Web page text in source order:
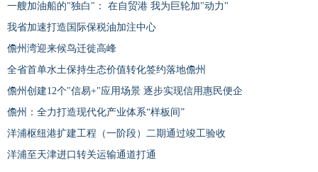
一艘加油船的"独白"： 在自贸港 我为巨轮加"动力"
我省加速打造国际保税油加注中心
儋州湾迎来候鸟迁徙高峰
全省首单水土保持生态价值转化签约落地儋州
儋州创建12个"信易+"应用场景 逐步实现信用惠民便企
儋州：全力打造现代化产业体系“样板间”
洋浦枢纽港扩建工程（一阶段）二期通过竣工验收
洋浦至天津进口转关运输通道打通